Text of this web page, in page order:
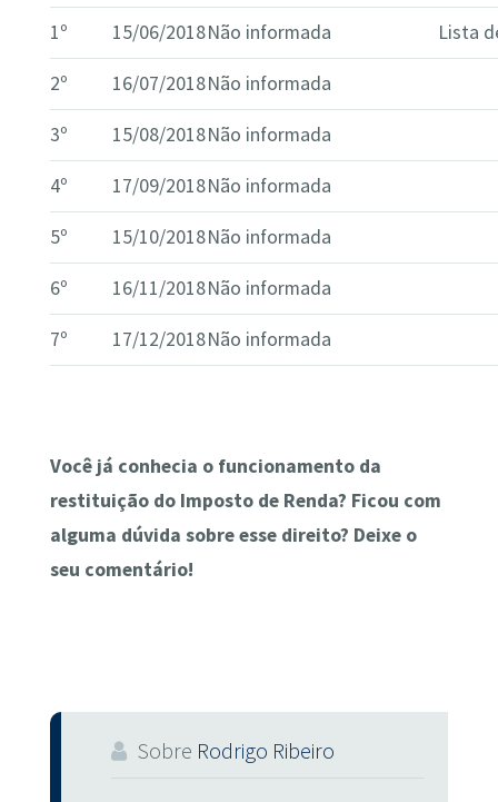
1º 15/06/2018Não informada Lista
2º 16/07/2018Não informada
3º 15/08/2018Não informada
4º 17/09/2018Não informada
5º 15/10/2018Não informada
6º 16/11/2018Não informada
7º 17/12/2018Não informada
Você já conhecia o funcionamento da
restituição do Imposto de Renda? Ficou com
alguma dúvida sobre esse direito? Deixe o
seu comentário!
Sobre Rodrigo Ribeiro